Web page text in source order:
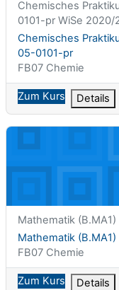
Kurzer Kursname
Chemisches
0101-pr WiSe 2020/
Kursname
Chemisches
05-0101-pr
Kursbereich
FB07 Chemie
Zum Kurs Details
Mathematik (B.MA1) -
Kurzer Kursname
Mathematik
Kursname
Mathematik
Kursbereich
FB07 Chemie
Zum Kurs Details